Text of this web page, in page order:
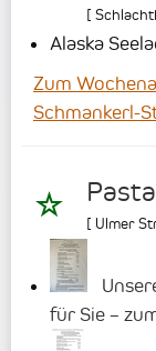
[
Alaska
Zum
Schmankerl-
[ Ulmer
für Sie –